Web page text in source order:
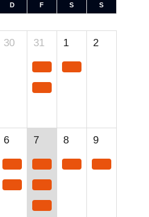
D F S S
30 31 1 2
6 7 8 9